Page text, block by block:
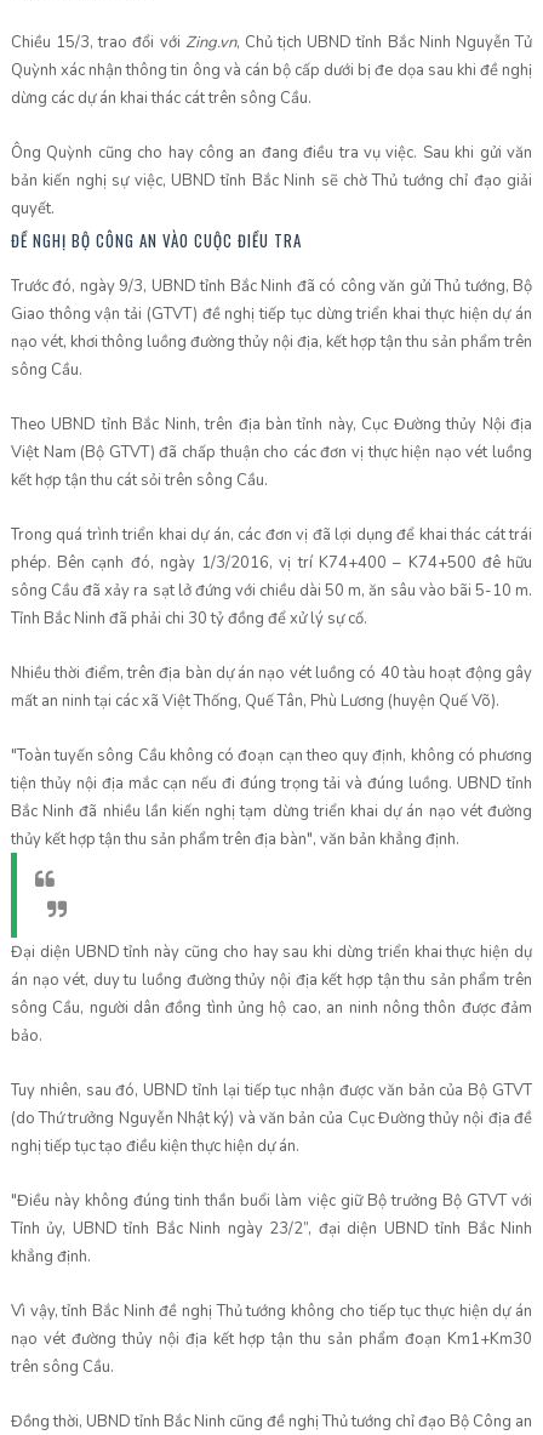
Chiều 15/3, trao đổi với Zing.vn, Chủ tịch UBND tỉnh Bắc Ninh Nguyễn Tử
Quỳnh xác nhận thông tin ông và cán bộ cấp dưới bị đe dọa sau khi đề nghị
dừng các dự án khai thác cát trên sông Cầu.
Ông Quỳnh cũng cho hay công an đang điều tra vụ việc. Sau khi gửi văn
bản kiến nghị sự việc, UBND tỉnh Bắc Ninh sẽ chờ Thủ tướng chỉ đạo giải
quyết.
ĐỀ NGHỊ BỘ CÔNG AN VÀO CUỘC ĐIỀU TRA
Trước đó, ngày 9/3, UBND tỉnh Bắc Ninh đã có công văn gửi Thủ tướng, Bộ
Giao thông vận tải (GTVT) đề nghị tiếp tục dừng triển khai thực hiện dự án
nạo vét, khơi thông luồng đường thủy nội địa, kết hợp tận thu sản phẩm trên
sông Cầu.
Theo UBND tỉnh Bắc Ninh, trên địa bàn tỉnh này, Cục Đường thủy Nội địa
Việt Nam (Bộ GTVT) đã chấp thuận cho các đơn vị thực hiện nạo vét luồng
kết hợp tận thu cát sỏi trên sông Cầu.
Trong quá trình triển khai dự án, các đơn vị đã lợi dụng để khai thác cát trái
phép. Bên cạnh đó, ngày 1/3/2016, vị trí K74+400 – K74+500 đê hữu
sông Cầu đã xảy ra sạt lở đứng với chiều dài 50 m, ăn sâu vào bãi 5-10 m.
Tỉnh Bắc Ninh đã phải chi 30 tỷ đồng để xử lý sự cố.
Nhiều thời điểm, trên địa bàn dự án nạo vét luồng có 40 tàu hoạt động gây
mất an ninh tại các xã Việt Thống, Quế Tân, Phù Lương (huyện Quế Võ).
"Toàn tuyến sông Cầu không có đoạn cạn theo quy định, không có phương
tiện thủy nội địa mắc cạn nếu đi đúng trọng tải và đúng luồng. UBND tỉnh
Bắc Ninh đã nhiều lần kiến nghị tạm dừng triển khai dự án nạo vét đường
thủy kết hợp tận thu sản phẩm trên địa bàn", văn bản khẳng định.
Đại diện UBND tỉnh này cũng cho hay sau khi dừng triển khai thực hiện dự
án nạo vét, duy tu luồng đường thủy nội địa kết hợp tận thu sản phẩm trên
sông Cầu, người dân đồng tình ủng hộ cao, an ninh nông thôn được đảm
bảo.
Tuy nhiên, sau đó, UBND tỉnh lại tiếp tục nhận được văn bản của Bộ GTVT
(do Thứ trưởng Nguyễn Nhật ký) và văn bản của Cục Đường thủy nội địa đề
nghị tiếp tục tạo điều kiện thực hiện dự án.
"Điều này không đúng tinh thần buổi làm việc giữ Bộ trưởng Bộ GTVT với
Tỉnh ủy, UBND tỉnh Bắc Ninh ngày 23/2”, đại diện UBND tỉnh Bắc Ninh
khẳng định.
Vì vậy, tỉnh Bắc Ninh đề nghị Thủ tướng không cho tiếp tục thực hiện dự án
nạo vét đường thủy nội địa kết hợp tận thu sản phẩm đoạn Km1+Km30
trên sông Cầu.
Đồng thời, UBND tỉnh Bắc Ninh cũng đề nghị Thủ tướng chỉ đạo Bộ Công an